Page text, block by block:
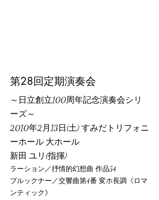
第28回定期演奏会
～日立創立100周年記念演奏会シリ
ーズ～
2010年2月13日(土) すみだトリフォニ
ーホール 大ホール
新田 ユリ(指揮)
ラーション／抒情的幻想曲 作品54
ブルックナー／交響曲第4番 変ホ長調《ロマ
ンティック》